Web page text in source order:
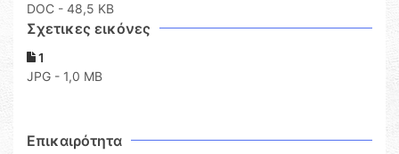
DOC - 48,5 KB
Σχετικες εικόνες
1
JPG - 1,0 MB
Επικαιρότητα